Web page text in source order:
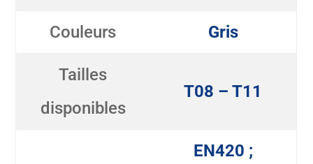
Couleurs Gris
Tailles
disponibles
T08 – T11
EN420 ;